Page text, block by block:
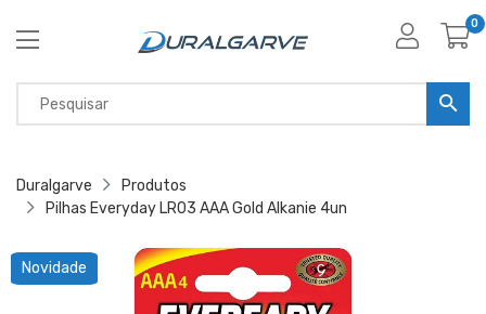
0
Duralgarve
Produtos
Pilhas Everyday LR03 AAA Gold Alkanie 4un
Novidade